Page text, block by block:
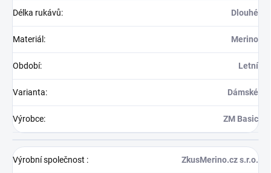
Délka rukávů: Dlouhé
Materiál : Merino
Období: Letní
Varianta: Dámské
Výrobce: ZM Basic
Výrobní společnost : ZkusMerino.cz s.r.o.